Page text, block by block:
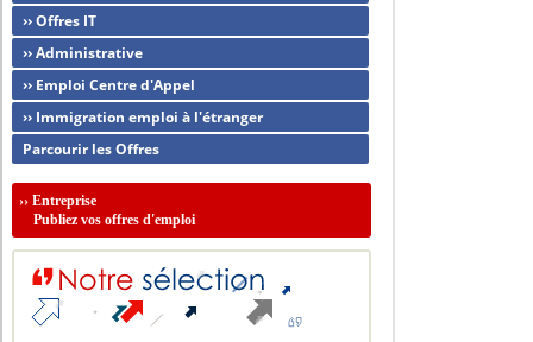
›› Offres IT
›› Administrative
›› Emploi Centre d'Appel
›› Immigration emploi à l'étranger
Parcourir les Offres
››Entreprise
Publiez vos offres d'emploi